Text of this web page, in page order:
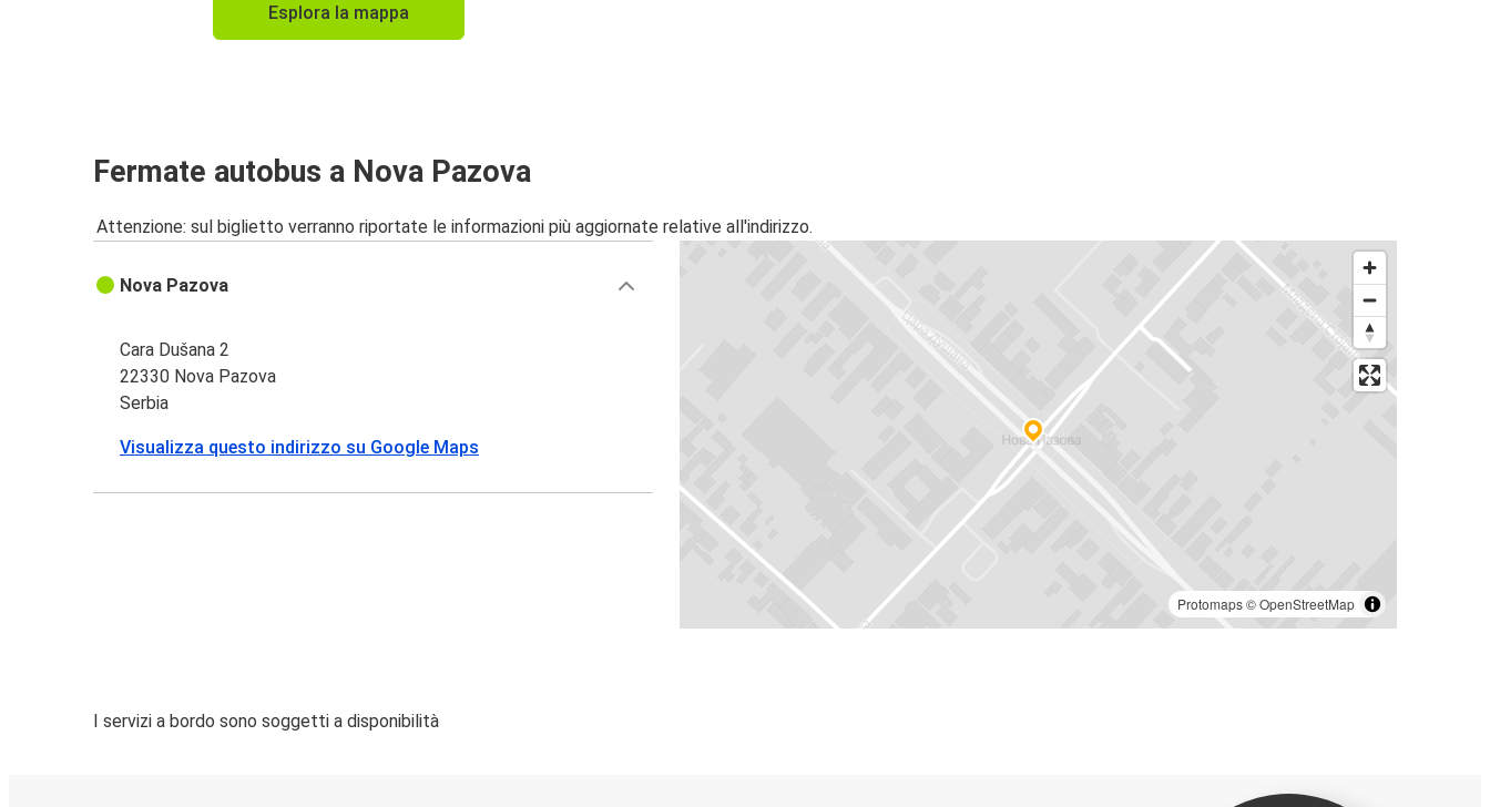
Esplora la mappa
Fermate autobus a Nova Pazova
Attenzione: sul biglietto verranno riportate le informazioni più aggiornate relative all'indirizzo.
Protomaps©OpenStreetMap
Nova Pazova
Cara Dušana 2
22330 Nova Pazova
Serbia
Visualizza questo indirizzo su Google Maps
I servizi a bordo sono soggetti a disponibilità